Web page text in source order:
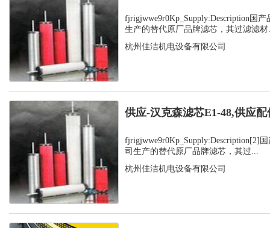
fjrigjwwe9r0Kp_Supply:Description国
生产的替代原厂品牌滤芯，其过滤滤材
杭州佳洁机电设备有限公司
供应-汉克森滤芯E1-48,供应配
fjrigjwwe9r0Kp_Supply:Description[2]
司生产的替代原厂品牌滤芯，其过...
杭州佳洁机电设备有限公司